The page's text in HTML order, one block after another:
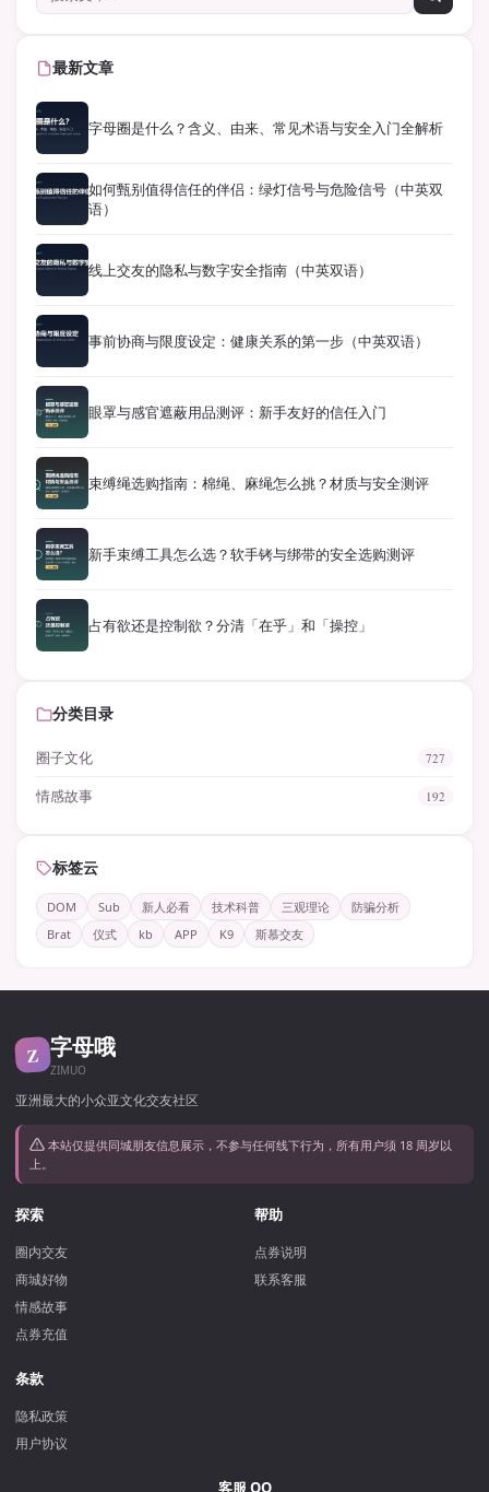
最新文章
字母圈是什么？含义、由来、常见术语与安全入门全解析
如何甄别值得信任的伴侣：绿灯信号与危险信号（中英双
语）
线上交友的隐私与数字安全指南（中英双语）
事前协商与限度设定：健康关系的第一步（中英双语）
眼罩与感官遮蔽用品测评：新手友好的信任入门
束缚绳选购指南：棉绳、麻绳怎么挑？材质与安全测评
新手束缚工具怎么选？软手铐与绑带的安全选购测评
占有欲还是控制欲？分清「在乎」和「操控」
分类目录
圈子文化 727
情感故事 192
标签云
DOM Sub 新人必看 技术科普 三观理论
防骗分析
Brat
仪式 kb APP K9 斯慕交友
Z 字母哦
ZIMUO
亚洲最大的小众亚文化交友社区
本站仅提供同城朋友信息展示，不参与任何线下行为，所有用户须 18 周岁以
上。
探索
圈内交友
商城好物
情感故事
点券充值
帮助
点券说明
联系客服
条款
隐私政策
用户协议
客服 QQ